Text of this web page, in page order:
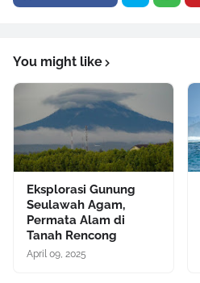
You might like
Eksplorasi Gunung
Seulawah Agam,
Permata Alam di
Tanah Rencong
April 09, 2025